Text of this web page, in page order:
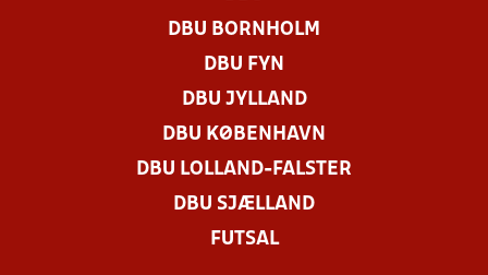
DBU BORNHOLM
DBU FYN
DBU JYLLAND
DBU KØBENHAVN
DBU LOLLAND-FALSTER
DBU SJÆLLAND
FUTSAL